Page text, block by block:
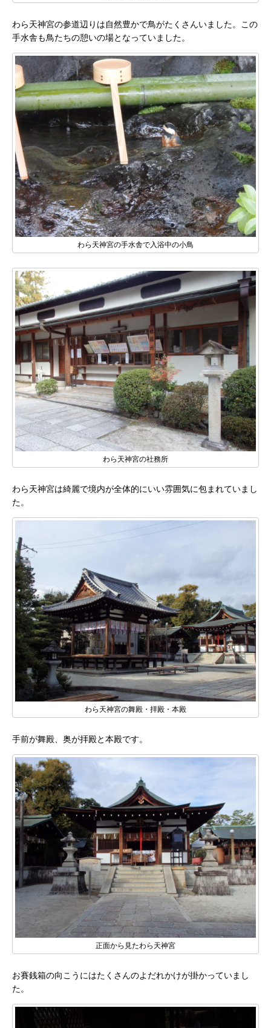
わら天神宮の参道辺りは自然豊かで鳥がたくさんいました。この
手水舎も鳥たちの憩いの場となっていました。
わら天神宮の手水舎で入浴中の小鳥
わら天神宮の社務所
わら天神宮は綺麗で境内が全体的にいい雰囲気に包まれていまし
た。
わら天神宮の舞殿・拝殿・本殿
手前が舞殿、奥が拝殿と本殿です。
正面から見たわら天神宮
お賽銭箱の向こうにはたくさんのよだれかけが掛かっていまし
た。